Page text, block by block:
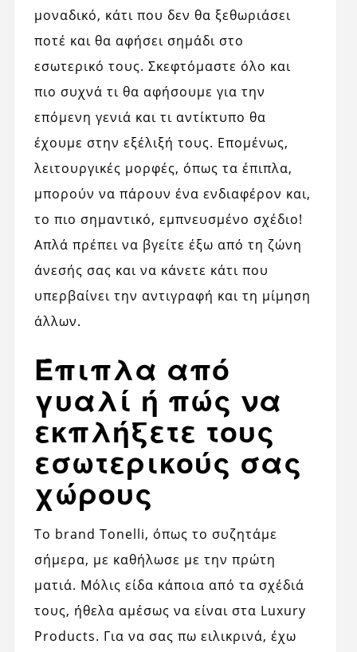
μοναδικό, κάτι που δεν θα ξεθωριάσει
ποτέ και θα αφήσει σημάδι στο
εσωτερικό τους. Σκεφτόμαστε όλο και
πιο συχνά τι θα αφήσουμε για την
επόμενη γενιά και τι αντίκτυπο θα
έχουμε στην εξέλιξή τους. Επομένως,
λειτουργικές μορφές, όπως τα έπιπλα,
μπορούν να πάρουν ένα ενδιαφέρον και,
το πιο σημαντικό, εμπνευσμένο σχέδιο!
Απλά πρέπει να βγείτε έξω από τη ζώνη
άνεσής σας και να κάνετε κάτι που
υπερβαίνει την αντιγραφή και τη μίμηση
άλλων.
Έπιπλα από
γυαλί ή πώς να
εκπλήξετε τους
εσωτερικούς σας
χώρους
Το brand Tonelli, όπως το συζητάμε
σήμερα, με καθήλωσε με την πρώτη
ματιά. Μόλις είδα κάποια από τα σχέδιά
τους, ήθελα αμέσως να είναι στα Luxury
Products. Για να σας πω ειλικρινά, έχω